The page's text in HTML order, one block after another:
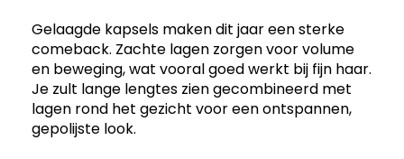
Gelaagde kapsels maken dit jaar een sterke
comeback. Zachte lagen zorgen voor volume
en beweging, wat vooral goed werkt bij fijn haar.
Je zult lange lengtes zien gecombineerd met
lagen rond het gezicht voor een ontspannen,
gepolijste look.